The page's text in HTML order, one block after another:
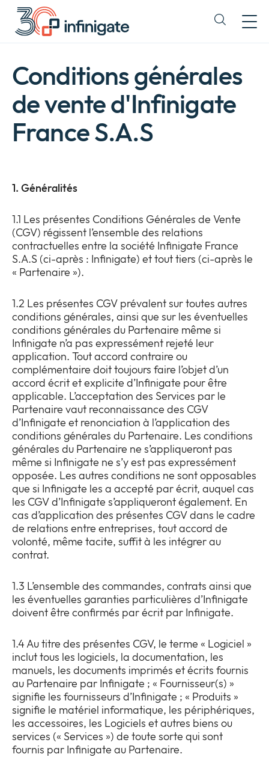
Passer
contenu
Expand
sub
Entreprise
or
Newsroom
Vie privée
CGV
Sustainability
Notre engagement en matière d'éthique et de
conformité
Politique environnementale, sociale et de
gouvernance
Conditions générales
de vente d'Infinigate
France S.A.S
1. Généralités
1.1 Les présentes Conditions Générales de Vente
(CGV) régissent l’ensemble des relations
contractuelles entre la société Infinigate France
S.A.S (ci-après : Infinigate) et tout tiers (ci-après le
« Partenaire »).
1.2 Les présentes CGV prévalent sur toutes autres
conditions générales, ainsi que sur les éventuelles
conditions générales du Partenaire même si
Infinigate n’a pas expressément rejeté leur
application. Tout accord contraire ou
complémentaire doit toujours faire l’objet d’un
accord écrit et explicite d’Infinigate pour être
applicable. L’acceptation des Services par le
Partenaire vaut reconnaissance des CGV
d’Infinigate et renonciation à l’application des
conditions générales du Partenaire. Les conditions
générales du Partenaire ne s’appliqueront pas
même si Infinigate ne s’y est pas expressément
opposée. Les autres conditions ne sont opposables
que si Infinigate les a accepté par écrit, auquel cas
les CGV d’Infinigate s’appliqueront également. En
cas d’application des présentes CGV dans le cadre
de relations entre entreprises, tout accord de
volonté, même tacite, suffit à les intégrer au
contrat.
1.3 L’ensemble des commandes, contrats ainsi que
les éventuelles garanties particulières d’Infinigate
doivent être confirmés par écrit par Infinigate.
1.4 Au titre des présentes CGV, le terme « Logiciel »
inclut tous les logiciels, la documentation, les
manuels, les documents imprimés et écrits fournis
au Partenaire par Infinigate ; « Fournisseur(s) »
signifie les fournisseurs d’Infinigate ; « Produits »
signifie le matériel informatique, les périphériques,
les accessoires, les Logiciels et autres biens ou
services (« Services ») de toute sorte qui sont
fournis par Infinigate au Partenaire.